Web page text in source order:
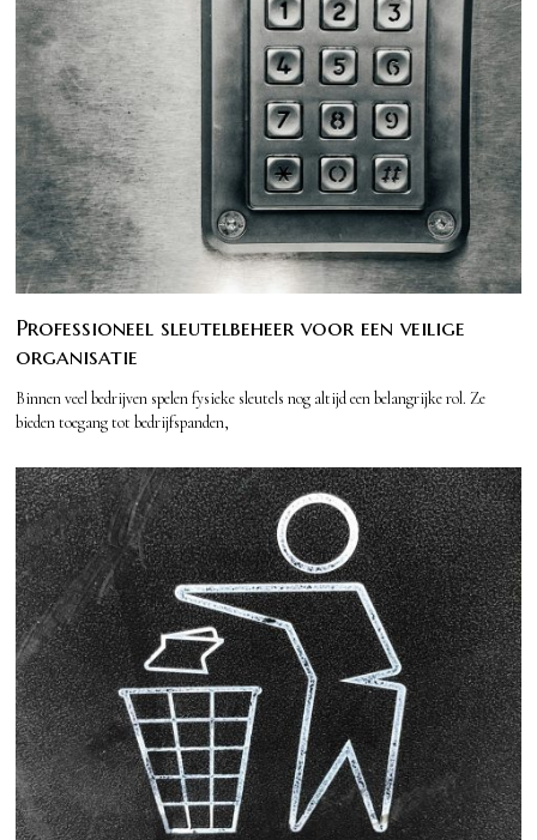
Professioneel sleutelbeheer voor een veilige
organisatie
Binnen veel bedrijven spelen fysieke sleutels nog altijd een belangrijke rol. Ze
bieden toegang tot bedrijfspanden,